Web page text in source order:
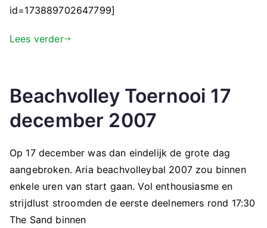
id=173889702647799]
Lees verder
Beachvolley Toernooi 17
december 2007
Op 17 december was dan eindelijk de grote dag
aangebroken. Aria beachvolleybal 2007 zou binnen
enkele uren van start gaan. Vol enthousiasme en
strijdlust stroomden de eerste deelnemers rond 17:30
The Sand binnen